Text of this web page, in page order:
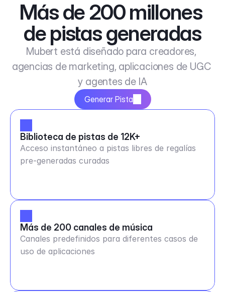
Más de 200 millones
de pistas generadas
Mubert está diseñado para creadores,
agencias de marketing, aplicaciones de UGC
y agentes de IA
Generar Pista
Biblioteca de pistas de 12K+
Acceso instantáneo a pistas libres de regalías
pre-generadas curadas
Más de 200 canales de música
Canales predefinidos para diferentes casos de
uso de aplicaciones